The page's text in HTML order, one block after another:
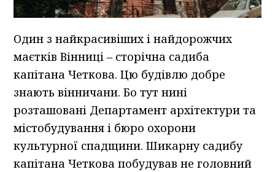
Один з найкрасивіших і найдорожчих
маєтків Вінниці – сторічна садиба
капітана Четкова. Цю будівлю добре
знають вінничани. Бо тут нині
розташовані Департамент архітектури та
містобудування і бюро охорони
культурної спадщини. Шикарну садибу
капітана Четкова побудував не головний